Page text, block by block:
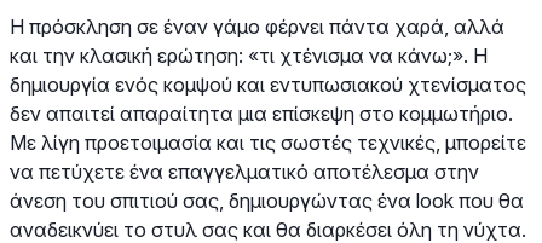
Η πρόσκληση σε έναν γάμο φέρνει πάντα χαρά, αλλά
και την κλασική ερώτηση: «τι χτένισμα να κάνω;». Η
δημιουργία ενός κομψού και εντυπωσιακού χτενίσματος
δεν απαιτεί απαραίτητα μια επίσκεψη στο κομμωτήριο.
Με λίγη προετοιμασία και τις σωστές τεχνικές, μπορείτε
να πετύχετε ένα επαγγελματικό αποτέλεσμα στην
άνεση του σπιτιού σας, δημιουργώντας ένα look που θα
αναδεικνύει το στυλ σας και θα διαρκέσει όλη τη νύχτα.